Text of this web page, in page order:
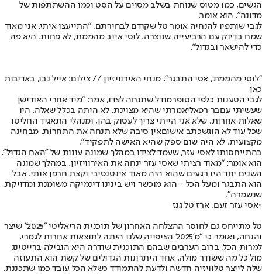
הגשים, כמו מטוס שנוחת בשלב מסוים על הסט וכמו ההשתתפות של
מדונה", הוא אומר.
לגבי שותפיו להנחיה אומר טל שקודם לבחירתם, "התייעצו איתי. אני מאוד
שמח בדיוק עם הרביעייה שנוצרה. לוסי איוב מהממת, לא פחות. היא פה
כדי להישאר ובגדול".
"לוסי מהממת, אסי התבגר". מנחי האירוויזיון // צילום: אייל נבו, באדיבות
כאן
לגבי הטענות כלפי הסופרמודל שתנחה לצדו, אמר: "מיד אחרי האודישן
שעשיתי עםבר רפאליאמרתי שהיא מצוינת. לא היתה בכלל שאלה. היו
שאלות אחרות, שלא אני הייתי צריך לעסוק בהן, ומנהלי התאגיד החליטו
שכל עוד לא הוגשכתב אישוםאין סיבה שלא תנחה את התחרות. מבחינה
מקצועית, לא היה שום ספק שהיא האישה לתפקיד".
בהתייחסותו לאסי עזר, שעמד לצידו במהלך שמונה עונות של "האח הגדול",
הוא אומר: "מאוד רציתי שאסי עזר ינחה את האירוויזיון. במהלך שמונה
השנים יחד היו רגעים שהוא היה מאוד אינטנסיבי וקצת חרפן אותי. אבל
הוא התבגר ומעל הכל - הוא מוכשר ויש בינינו דינמיקה משומנת ומדויקת,
שנשמרה".
•אסי עזר זעם, ארז טל גנז
טל מתייחס גם לחוסר ההצלחה האחרון של תוכנית הריאליטי "2025" שיצר
והנחה, ואומר כי "מ'2025' הציפייה שלנו היתה לתוצאות אחרות לגמרי.
למרות הכל, ברוב הערבים שבהם התוכנית שודרה היא הובילה ברייטינג
מול כל מה ששודר מולה. אחד היתרונות הגדולים של קשת הוא התעוזה
שלה לייצר טלוויזיה חדשה ולדעת להתמודד כשלא הכל עובד כמו שתכננת.